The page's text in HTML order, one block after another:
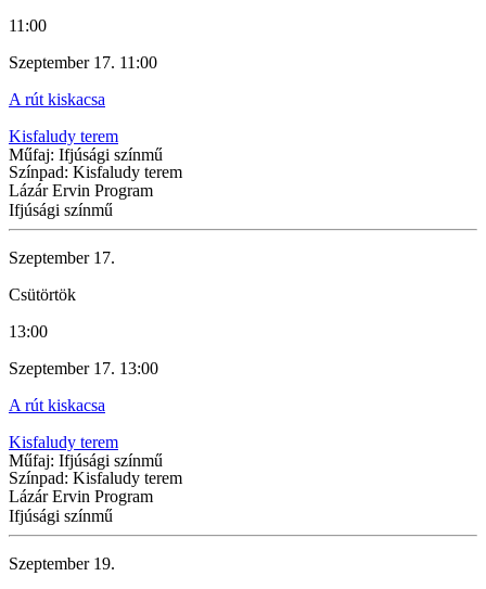
11:00
Szeptember 17. 11:00
A rút kiskacsa
Kisfaludy terem
Műfaj: Ifjúsági színmű
Színpad: Kisfaludy terem
Lázár Ervin Program
Ifjúsági színmű
Szeptember 17.
Csütörtök
13:00
Szeptember 17. 13:00
A rút kiskacsa
Kisfaludy terem
Műfaj: Ifjúsági színmű
Színpad: Kisfaludy terem
Lázár Ervin Program
Ifjúsági színmű
Szeptember 19.